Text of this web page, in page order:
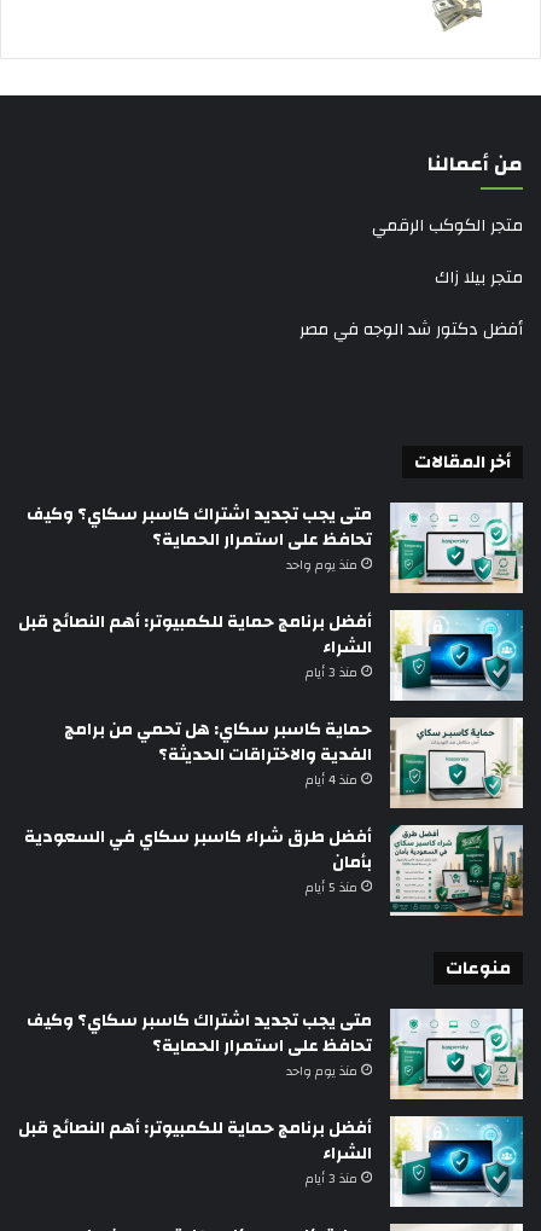
من أعمالنا
متجر الكوكب الرقمي
متجر بيلا زاك
أفضل دكتور شد الوجه في مصر
أخر المقالات
متى يجب تجديد اشتراك كاسبر سكاي؟ وكيف
تحافظ على استمرار الحماية؟
منذ يوم واحد
أفضل برنامج حماية للكمبيوتر: أهم النصائح قبل
الشراء
منذ 3 أيام
حماية كاسبر سكاي: هل تحمي من برامج
الفدية والاختراقات الحديثة؟
منذ 4 أيام
أفضل طرق شراء كاسبر سكاي في السعودية
بأمان
منذ 5 أيام
منوعات
متى يجب تجديد اشتراك كاسبر سكاي؟ وكيف
تحافظ على استمرار الحماية؟
منذ يوم واحد
أفضل برنامج حماية للكمبيوتر: أهم النصائح قبل
الشراء
منذ 3 أيام